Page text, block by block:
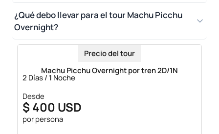
¿Qué debo llevar para el tour Machu Picchu
Overnight?
Precio del tour
Machu Picchu Overnight por tren 2D/1N
2 Días / 1 Noche
Desde
$ 400 USD
por persona